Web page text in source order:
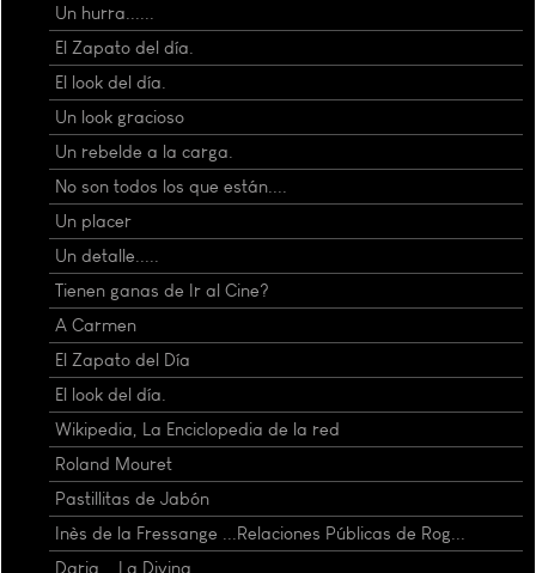
Un hurra......
El Zapato del día.
El look del día.
Un look gracioso
Un rebelde a la carga.
No son todos los que están....
Un placer
Un detalle.....
Tienen ganas de Ir al Cine?
A Carmen
El Zapato del Día
El look del día.
Wikipedia, La Enciclopedia de la red
Roland Mouret
Pastillitas de Jabón
Inès de la Fressange ...Relaciones Públicas de Rog...
Daria... La Divina.